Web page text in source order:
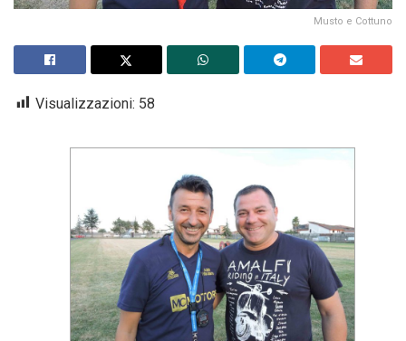
Musto e Cottuno
Visualizzazioni: 58